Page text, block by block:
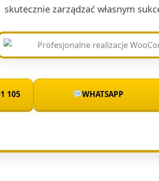
skutecznie zarządzać własnym
105 WHATSAPP